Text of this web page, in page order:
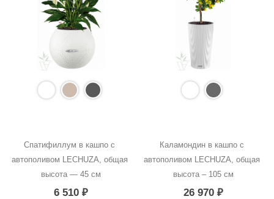
Спатифиллум в кашпо с
автополивом LECHUZA, общая
высота — 45 см
6 510 ₽
Каламондин в кашпо с
автополивом LECHUZA, общая
высота – 105 см
26 970 ₽